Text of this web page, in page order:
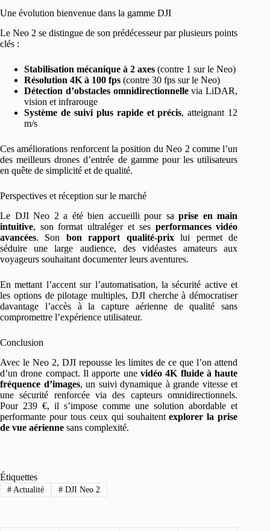
Une évolution bienvenue dans la gamme DJI
Le Neo 2 se distingue de son prédécesseur par plusieurs points
clés :
Stabilisation mécanique à 2 axes (contre 1 sur le Neo)
Résolution 4K à 100 fps (contre 30 fps sur le Neo)
Détection d’obstacles omnidirectionnellevia LiDAR,
vision et infrarouge
Système de suivi plus rapide et précis, atteignant 12
m/s
Ces améliorations renforcent la position du Neo 2 comme l’un
des meilleurs drones d’entrée de gamme pour les utilisateurs
en quête de simplicité et de qualité.
Perspectives et réception sur le marché
Le DJI Neo 2 a été bien accueilli pour saprise en main
intuitive, son format ultraléger et ses performances vidéo
avancées. Son bon rapport qualité-prixlui permet de
séduire une large audience, des vidéastes amateurs aux
voyageurs souhaitant documenter leurs aventures.
En mettant l’accent sur l’automatisation, la sécurité active et
les options de pilotage multiples, DJI cherche à démocratiser
davantage l’accès à la capture aérienne de qualité sans
compromettre l’expérience utilisateur.
Conclusion
Avec le Neo 2, DJI repousse les limites de ce que l’on attend
d’un drone compact. Il apporte une vidéo 4K fluide à haute
fréquence d’images, un suivi dynamique à grande vitesse et
une sécurité renforcée via des capteurs omnidirectionnels.
Pour 239 €, il s’impose comme une solution abordable et
performante pour tous ceux qui souhaitentexplorer la prise
de vue aérienne sans complexité.
Étiquettes
#Actualité #DJI Neo 2